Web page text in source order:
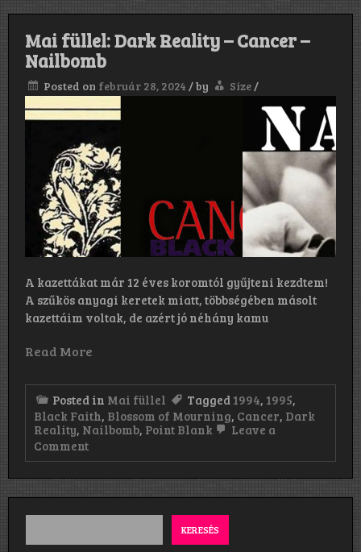
Mai füllel: Dark Reality – Cancer –
Nailbomb
Posted on február 28, 2024 /by Size/
A kazettákat már 12 éves koromtól gyűjteni kezdtem!
A szűkös anyagi keretek miatt, többségében másolt
kazettáim voltak, de azért jó néhány kamu
Read More
Posted in Mai füllel Tagged 1994, 1995,
Black Faith, Blossom of Mourning, Cancer, Dark
Reality, Nailbomb, Point Blank
Leave a
Commenton
Mai
Reality
–
–
KERESÉS